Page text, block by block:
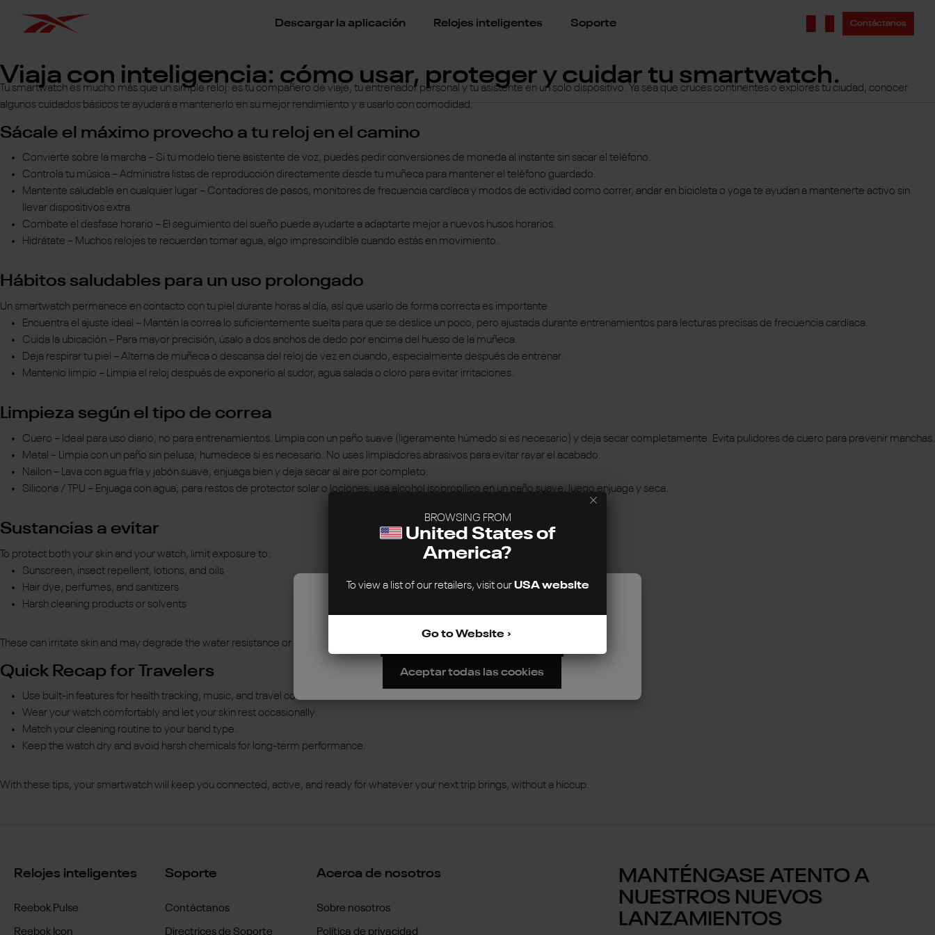
Descargar la aplicación Relojes inteligentes Soporte Contáctanos
Viaja con inteligencia: cómo usar, proteger y cuidar tu smartwatch.
Tu smartwatch es mucho más que un simple reloj: es tu compañero de viaje, tu entrenador personal y tu asistente en un solo dispositivo. Ya sea que cruces continentes o explores tu ciudad, conocer
algunos cuidados básicos te ayudará a mantenerlo en su mejor rendimiento y a usarlo con comodidad.
Sácale el máximo provecho a tu reloj en el camino
Convierte sobre la marcha – Si tu modelo tiene asistente de voz, puedes pedir conversiones de moneda al instante sin sacar el teléfono.
Controla tu música – Administra listas de reproducción directamente desde tu muñeca para mantener el teléfono guardado.
Mantente saludable en cualquier lugar – Contadores de pasos, monitores de frecuencia cardíaca y modos de actividad como correr, andar en bicicleta o yoga te ayudan a mantenerte activo sin
llevar dispositivos extra.
Combate el desfase horario – El seguimiento del sueño puede ayudarte a adaptarte mejor a nuevos husos horarios.
Hidrátate – Muchos relojes te recuerdan tomar agua, algo imprescindible cuando estás en movimiento.
Hábitos saludables para un uso prolongado
Un smartwatch permanece en contacto con tu piel durante horas al día, así que usarlo de forma correcta es importante.
Encuentra el ajuste ideal – Mantén la correa lo suficientemente suelta para que se deslice un poco, pero ajustada durante entrenamientos para lecturas precisas de frecuencia cardíaca.
Cuida la ubicación – Para mayor precisión, úsalo a dos anchos de dedo por encima del hueso de la muñeca.
Deja respirar tu piel – Alterna de muñeca o descansa del reloj de vez en cuando, especialmente después de entrenar.
Mantenlo limpio – Limpia el reloj después de exponerlo al sudor, agua salada o cloro para evitar irritaciones.
Limpieza según el tipo de correa
Cuero – Ideal para uso diario, no para entrenamientos. Limpia con un paño suave (ligeramente húmedo si es necesario) y deja secar completamente. Evita pulidores de cuero para prevenir manchas.
Metal – Limpia con un paño sin pelusa; humedece si es necesario. No uses limpiadores abrasivos para evitar rayar el acabado.
Nailon – Lava con agua fría y jabón suave, enjuaga bien y deja secar al aire por completo.
Silicona / TPU – Enjuaga con agua; para restos de protector solar o lociones, usa alcohol isopropílico en un paño suave, luego enjuaga y seca.
Sustancias a evitar
To protect both your skin and your watch, limit exposure to:
Sunscreen, insect repellent, lotions, and oils
Hair dye, perfumes, and sanitizers
Harsh cleaning products or solvents
These can irritate skin and may degrade the water resistance or finish of your watch over time.
Quick Recap for Travelers
Use built-in features for health tracking, music, and travel conveniences.
Wear your watch comfortably and let your skin rest occasionally.
Match your cleaning routine to your band type.
Keep the watch dry and avoid harsh chemicals for long-term performance.
With these tips, your smartwatch will keep you connected, active, and ready for whatever your next trip brings, without a hiccup.
Relojes inteligentes
Reebok Pulse
Reebok Icon
Soporte
Contáctanos
Directrices de Soporte
Acerca de nosotros
Sobre nosotros
Política de privacidad
MANTÉNGASE ATENTO A
NUESTROS NUEVOS
LANZAMIENTOS
Este sitio web utiliza cookies para garantizar la mejor experiencia
Rechazar
Configurar
Aceptar todas las cookies
BROWSING FROM
United States of
America?
To view a list of our retailers, visit ourUSA website
Go to Website